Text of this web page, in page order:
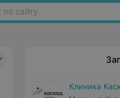
по сайту
Клиника